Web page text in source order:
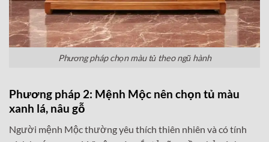
Phương pháp chọn màu tủ theo ngũ hành
Phương pháp 2: Mệnh Mộc nên chọn tủ màu
xanh lá, nâu gỗ
Người mệnh Mộc thường yêu thích thiên nhiên và có tính